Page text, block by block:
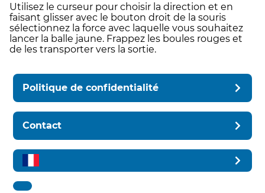
Utilisez le curseur pour choisir la direction et en
faisant glisser avec le bouton droit de la souris
sélectionnez la force avec laquelle vous souhaitez
lancer la balle jaune. Frappez les boules rouges et
de les transporter vers la sortie.
Politique de confidentialité
Contact